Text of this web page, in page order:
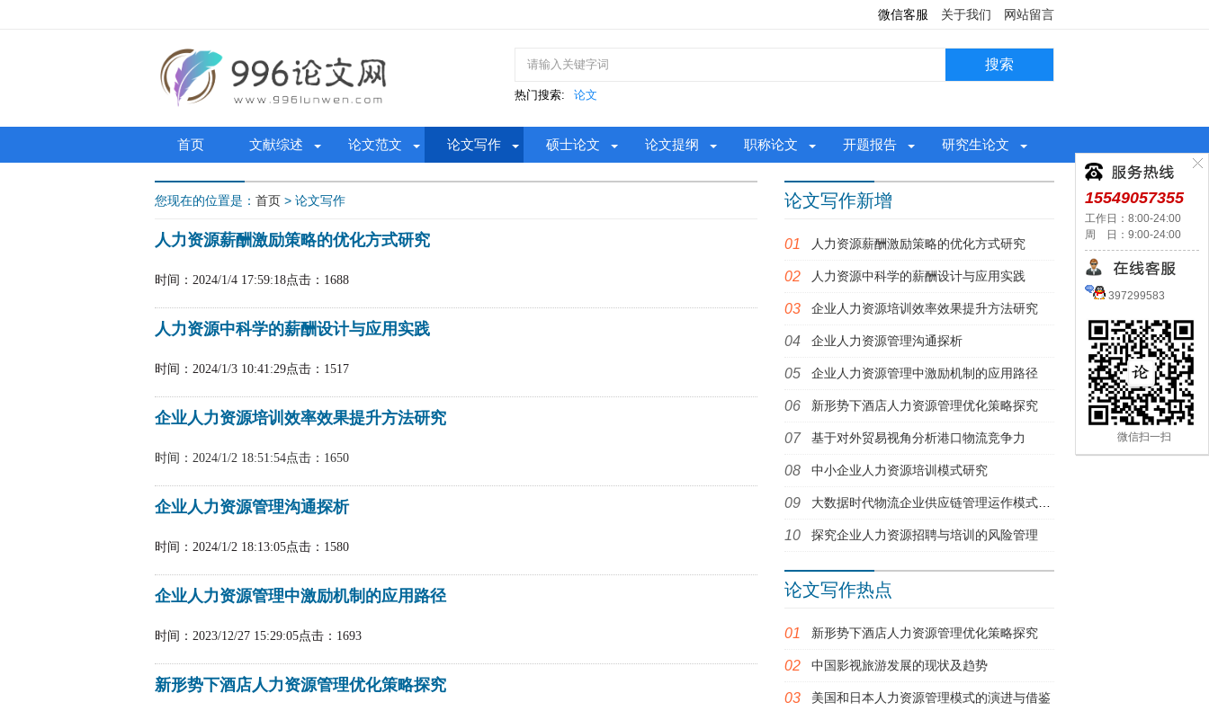
微信客服 关于我们 网站留言
热门搜索: 论文
首页 文献综述 论文范文 论文写作 硕士论文 论文提纲 职称论文 开题报告 研究生论文
您现在的位置是： 首页 > 论文写作
人力资源薪酬激励策略的优化方式研究
时间：2024/1/4 17:59:18点击：1688
人力资源中科学的薪酬设计与应用实践
时间：2024/1/3 10:41:29点击：1517
企业人力资源培训效率效果提升方法研究
时间：2024/1/2 18:51:54点击：1650
企业人力资源管理沟通探析
时间：2024/1/2 18:13:05点击：1580
企业人力资源管理中激励机制的应用路径
时间：2023/12/27 15:29:05点击：1693
新形势下酒店人力资源管理优化策略探究
论文写作新增
人力资源薪酬激励策略的优化方式研究
人力资源中科学的薪酬设计与应用实践
企业人力资源培训效率效果提升方法研究
企业人力资源管理沟通探析
企业人力资源管理中激励机制的应用路径
新形势下酒店人力资源管理优化策略探究
基于对外贸易视角分析港口物流竞争力
中小企业人力资源培训模式研究
大数据时代物流企业供应链管理运作模式与优化路径分析
探究企业人力资源招聘与培训的风险管理
论文写作热点
新形势下酒店人力资源管理优化策略探究
中国影视旅游发展的现状及趋势
美国和日本人力资源管理模式的演进与借鉴
15549057355
工作日：8:00-24:00
周 日：9:00-24:00
397299583
微信扫一扫